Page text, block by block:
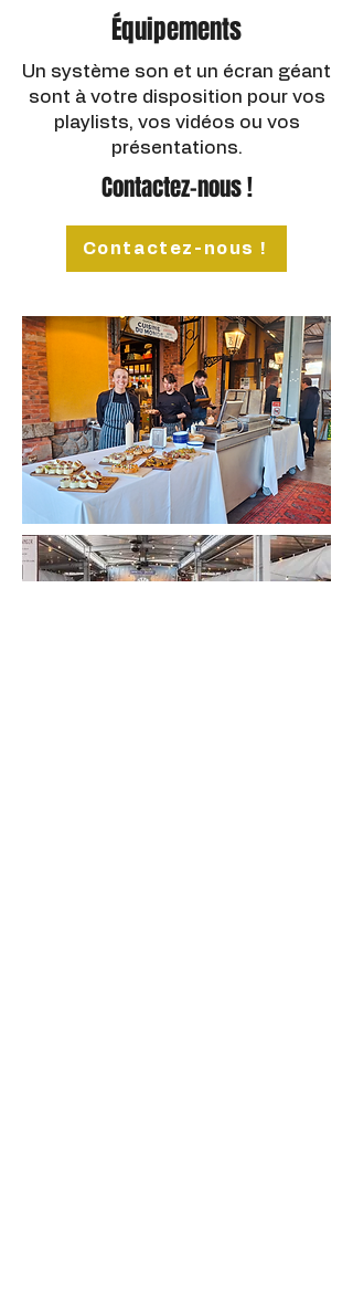
Équipements
Un système son et un écran géant
sont à votre disposition pour vos
playlists, vos vidéos ou vos
présentations.
Contactez-nous !
Contactez-nous !